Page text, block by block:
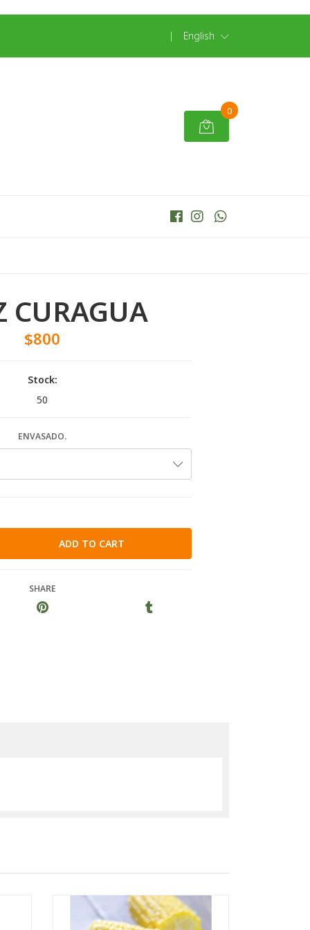
| English
0
CURAGUA
$800
Stock:
50
ENVASADO.
SHARE